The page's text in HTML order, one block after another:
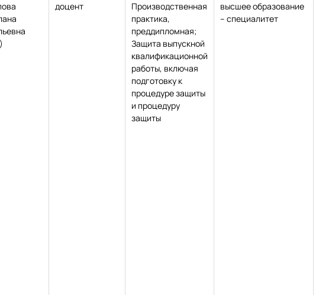
доцент
Производственная
практика,
преддипломная;
Защита выпускной
квалификационной
работы, включая
подготовку к
процедуре защиты
и процедуру
защиты
высшее образование
– специалитет